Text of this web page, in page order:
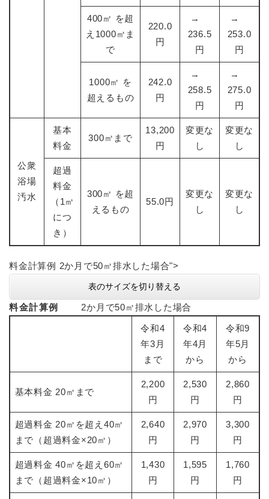
400㎥ を超
え1000㎥ま
で
220.0
円
→
236.5
円
→
253.0
円
1000㎥ を
超えるもの
242.0
円
→
258.5
円
→
275.0
円
公衆
浴場
汚水
基本
料金
300㎥まで
13,200
円
変更な
し
変更な
し
超過
料金
（1㎥
につ
き）
300㎥ を超
えるもの
55.0円
変更な
し
変更な
し
料金計算例 2か月で50㎥排水した場合">
表のサイズを切り替える
料金計算例 2か月で50㎥排水した場合
令和4
年3月
まで
令和4
年4月
から
令和9
年5月
から
基本料金 20㎥まで
2,200
円
2,530
円
2,860
円
超過料金 20㎥を超え40㎥
まで（超過料金×20㎥）
2,640
円
2,970
円
3,300
円
超過料金 40㎥を超え60㎥
まで（超過料金×10㎥）
1,430
円
1,595
円
1,760
円